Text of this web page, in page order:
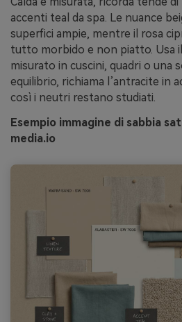
accenti teal da spa. Le nuance
superfici ampie, mentre il rosa
tutto morbido e non piatto. Usa
misurato in cuscini, quadri o una
equilibrio, richiama l’antracite in
così i neutri restano studiati.
Esempio immagine di sabbia
media.io